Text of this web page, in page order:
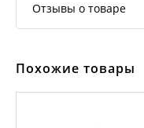
Отзывы о товаре
Похожие товары